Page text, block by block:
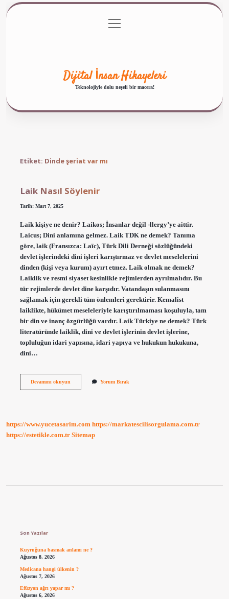
Gizlilik Politikası
menüyü
aç
Dijital İnsan Hikayeleri
Teknolojiyle dolu neşeli bir macera!
Etiket: Dinde şeriat var mı
Laik Nasıl Söylenir
Tarih: Mart 7, 2025
Laik kişiye ne denir? Laikos; İnsanlar değil -llergy’ye aittir.
Laicus; Dini anlamına gelmez. Laik TDK ne demek? Tanıma
göre, laik (Fransızca: Laïc), Türk Dili Derneği sözlüğündeki
devlet işlerindeki dini işleri karıştırmaz ve devlet meselelerini
dinden (kişi veya kurum) ayırt etmez. Laik olmak ne demek?
Laiklik ve resmi siyaset kesinlikle rejimlerden ayrılmalıdır. Bu
tür rejimlerde devlet dine karşıdır. Vatandaşın sulanmasını
sağlamak için gerekli tüm önlemleri gerektirir. Kemalist
laiklikte, hükümet meseleleriyle karıştırılmaması koşuluyla, tam
bir din ve inanç özgürlüğü vardır. Laik Türkiye ne demek? Türk
literatüründe laiklik, dini ve devlet işlerinin devlet işlerine,
topluluğun idari yapısına, idari yapıya ve hukukun hukukuna,
dini…
Devamını okuyunLaik
Yorum Bırak
https://www.yucetasarim.com https://markatescilisorgulama.com.tr
https://estetikle.com.tr Sitemap
Son Yazılar
Kuyruğuna basmak anlamı ne ?
Ağustos 8, 2026
Medicana hangi ülkenin ?
Ağustos 7, 2026
Efüzyon ağrı yapar mı ?
Ağustos 6, 2026